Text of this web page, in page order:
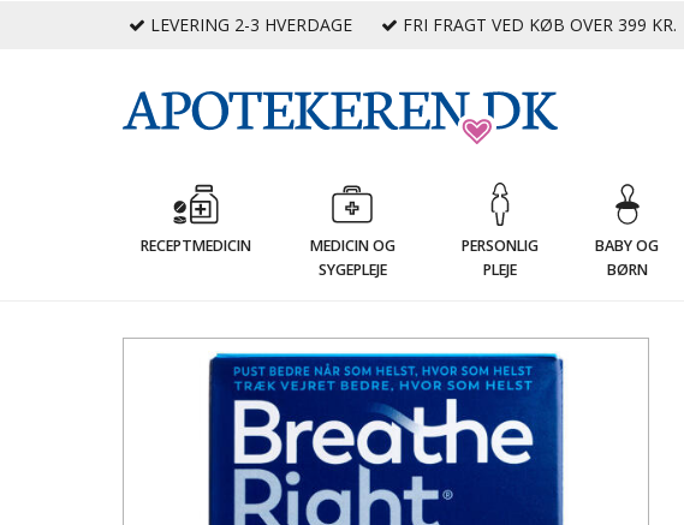
LEVERING 2-3 HVERDAGE FRI FRAGT VED KØB OVER 399 KR.
RECEPTMEDICIN
MEDICIN OG
SYGEPLEJE
PERSONLIG
PLEJE
BABY OG
BØRN